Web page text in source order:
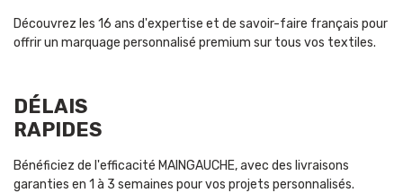
Découvrez les 16 ans d'expertise et de savoir-faire français pour
offrir un marquage personnalisé premium sur tous vos textiles.
DÉLAIS
RAPIDES
Bénéficiez de l'efficacité MAINGAUCHE, avec des livraisons
garanties en 1 à 3 semaines pour vos projets personnalisés.